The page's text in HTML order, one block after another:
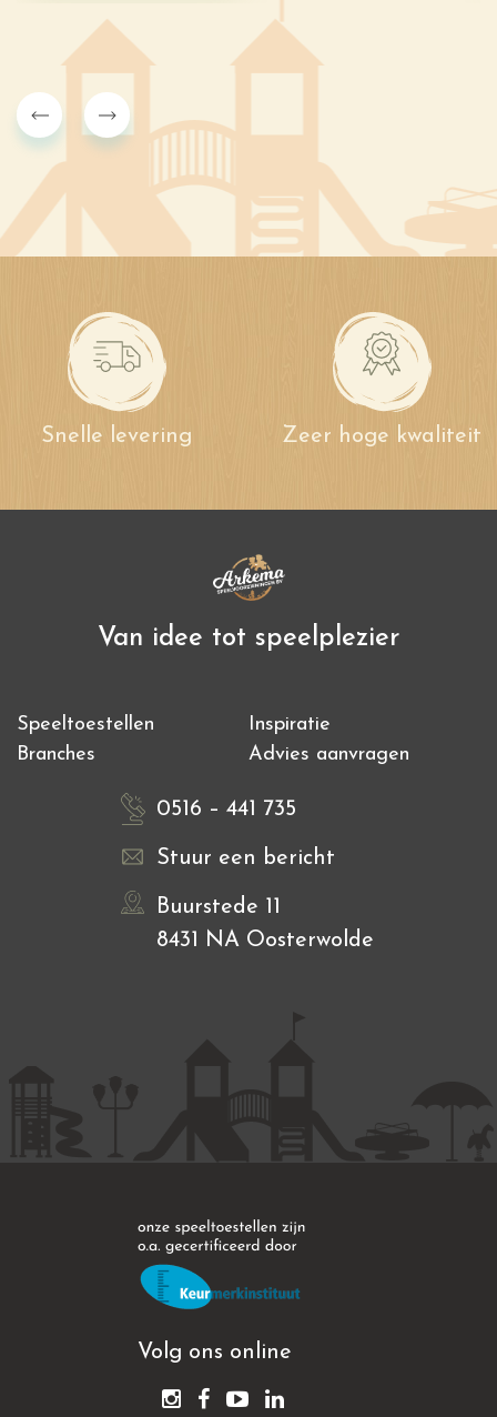
Snelle levering Zeer hoge kwaliteit
Van idee tot speelplezier
Speeltoestellen
Inspiratie
Branches
Advies aanvragen
0516 – 441 735
Stuur een bericht
Buurstede 11
8431 NA Oosterwolde
Volg ons online